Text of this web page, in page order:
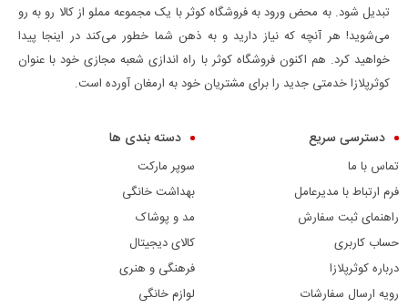
تبدیل شود. به محض ورود به فروشگاه کوثر با یک مجموعه مملو از کالا رو به رو
می‌شوید! هر آنچه که نیاز دارید و به ذهن شما خطور می‌کند در اینجا پیدا
خواهید کرد. هم اکنون فروشگاه کوثر با راه اندازی شعبه مجازی خود با عنوان
کوثرپلازا خدمتی جدید را برای مشتریان خود به ارمغان آورده است.
دسترسی سریع
تماس با ما
فرم ارتباط با مدیرعامل
راهنمای ثبت سفارش
حساب کاربری
درباره کوثرپلازا
رویه ارسال سفارشات
دسته بندی ها
سوپر مارکت
بهداشت خانگی
مد و پوشاک
کالای دیجیتال
فرهنگی و هنری
لوازم خانگی